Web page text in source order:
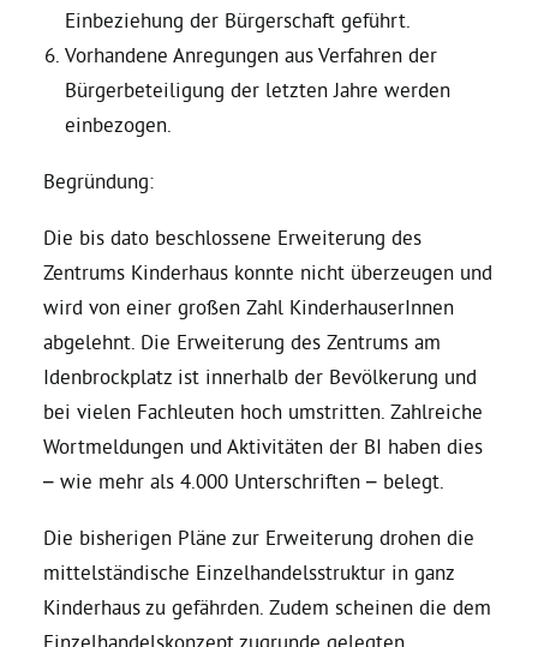
Kommunalpolitik
Engagement-Sprechstunde
CampusGrün
Aktuelles
Termine
Kontakt
Einbeziehung der Bürgerschaft geführt.
Vorhandene Anregungen aus Verfahren der
Bürgerbeteiligung der letzten Jahre werden
einbezogen.
Begründung:
Die bis dato beschlossene Erweiterung des
Zentrums Kinderhaus konnte nicht überzeugen und
wird von einer großen Zahl KinderhauserInnen
abgelehnt. Die Erweiterung des Zentrums am
Idenbrockplatz ist innerhalb der Bevölkerung und
bei vielen Fachleuten hoch umstritten. Zahlreiche
Wortmeldungen und Aktivitäten der BI haben dies
– wie mehr als 4.000 Unterschriften – belegt.
Die bisherigen Pläne zur Erweiterung drohen die
mittelständische Einzelhandelsstruktur in ganz
Kinderhaus zu gefährden. Zudem scheinen die dem
Einzelhandelskonzept zugrunde gelegten